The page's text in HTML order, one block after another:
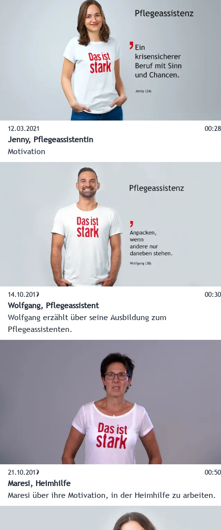
12.03.2021 00:28
Jenny, Pflegeassistentin
Motivation
14.10.2019 00:30
Wolfgang, Pflegeassistent
Wolfgang erzählt über seine Ausbildung zum
Pflegeassistenten.
21.10.2019 00:50
Maresi, Heimhilfe
Maresi über ihre Motivation, in der Heimhilfe zu arbeiten.